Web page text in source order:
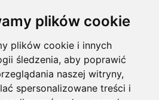
plików cookie
plików cookie i innych
śledzenia, aby poprawić
naszej witryny,
spersonalizowane treści i
to trudny miesiąc dla
zboża i trawy znacznie
natomiast aktywność
się jedynie w krótkich
teren. Jednak trudny nie
Jeżeli mamy